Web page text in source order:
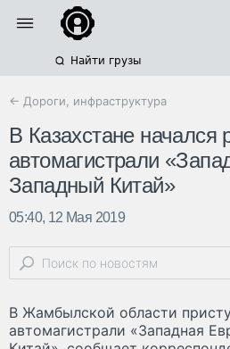
Найти грузы
← Дороги, инфраструктура
В Казахстане начался
автомагистрали
Западный Китай»
05:40, 12 Мая 2019
В Жамбылской области
автомагистрали «Западная